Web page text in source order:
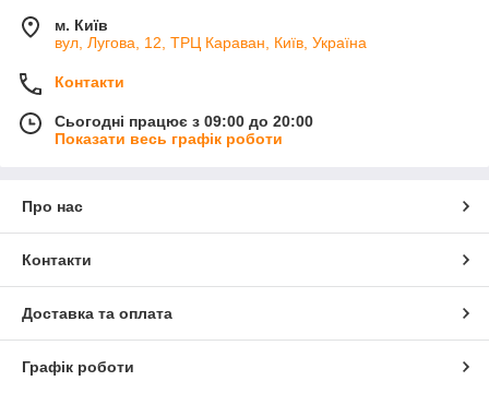
м. Київ
вул, Лугова, 12, ТРЦ Караван, Київ, Україна
Контакти
Сьогодні працює з 09:00 до 20:00
Показати весь графік роботи
Про нас
Контакти
Доставка та оплата
Графік роботи